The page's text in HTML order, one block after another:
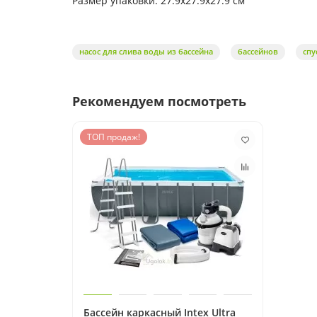
насос для слива воды из бассейна бассейнов
Рекомендуем посмотреть
ТОП продаж!
Бассейн каркасный Intex Ultra